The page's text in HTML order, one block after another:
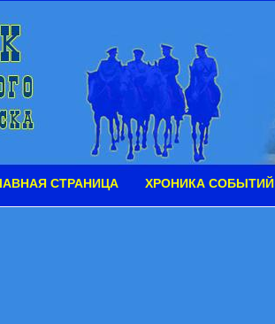
СТРАНИЦА ХРОНИКА СОБЫТИЙ